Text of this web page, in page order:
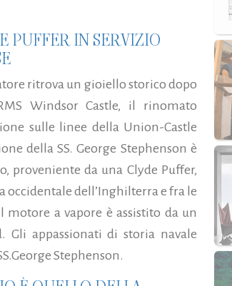
PUFFER IN SERVIZIO
ritrova un gioiello storico dopo
Windsor Castle, il rinomato
sulle linee della Union-Castle
della SS. George Stephenson è
proveniente da una Clyde Puffer,
occidentale dell’Inghilterra e fra le
motore a vapore è assistito da un
Gli appassionati di storia navale
Stephenson.